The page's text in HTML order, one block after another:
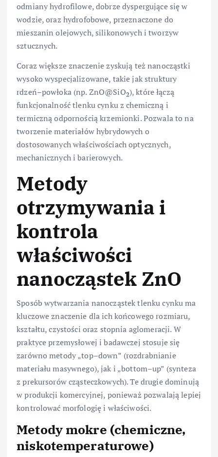
odmiany hydrofilowe, dobrze dyspergujące się w
wodzie, oraz hydrofobowe, przeznaczone do
mieszanin olejowych, silikonowych i tworzyw
sztucznych.
Coraz większe znaczenie zyskują też nanocząstki
wysoko wyspecjalizowane, takie jak struktury
rdzeń–powłoka (np. ZnO@SiO2), które łączą
funkcjonalność tlenku cynku z chemiczną i
termiczną odpornością krzemionki. Pozwala to na
tworzenie materiałów hybrydowych o
dostosowanych właściwościach optycznych,
mechanicznych i barierowych.
Metody
otrzymywania i
kontrola
właściwości
nanocząstek ZnO
Sposób wytwarzania nanocząstek tlenku cynku ma
kluczowe znaczenie dla ich końcowego rozmiaru,
kształtu, czystości oraz stopnia aglomeracji. W
praktyce przemysłowej i badawczej stosuje się
zarówno metody „top–down” (rozdrabnianie
materiału masywnego), jak i „bottom–up” (synteza
z prekursorów cząsteczkowych). Te drugie dominują
w produkcji komercyjnej, ponieważ pozwalają lepiej
kontrolować morfologię i właściwości.
Metody mokre (chemiczne,
niskotemperaturowe)